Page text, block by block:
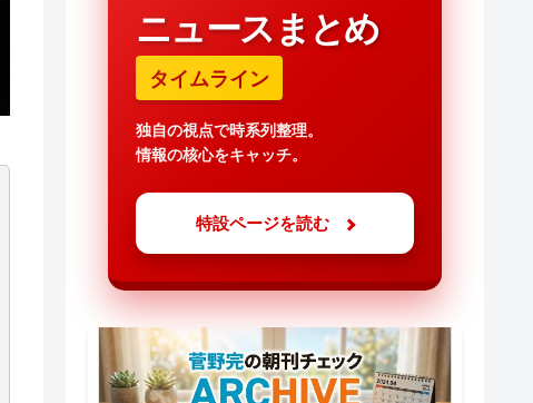
ニュースまとめ
タイムライン
独自の視点で時系列整理。
情報の核心をキャッチ。
特設ページを読む